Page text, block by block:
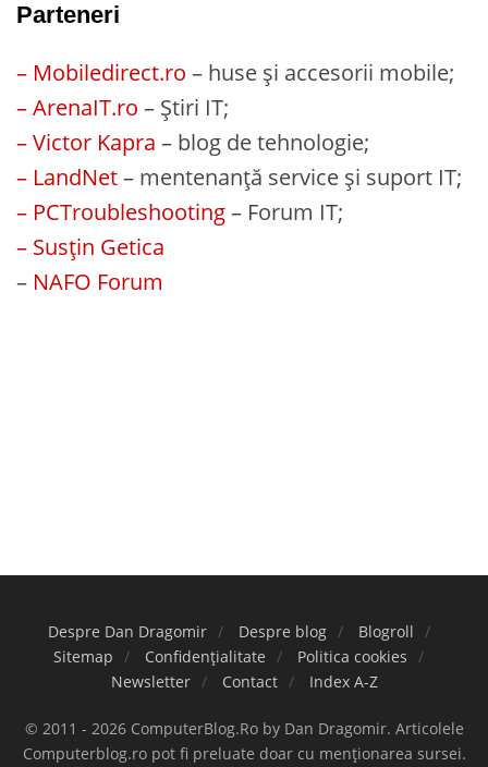
Parteneri
– Mobiledirect.ro – huse și accesorii mobile;
– ArenaIT.ro – Știri IT;
– Victor Kapra – blog de tehnologie;
– LandNet– mentenanță service și suport IT;
– PCTroubleshooting– Forum IT;
– Susțin Getica
– NAFO Forum
Despre Dan Dragomir Despre blog
Blogroll
Sitemap
Confidențialitate
Politica cookies
Newsletter
Contact Index A-Z
© 2011 - 2026 ComputerBlog.Ro by Dan Dragomir. Articolele
Computerblog.ro pot fi preluate doar cu menționarea sursei.